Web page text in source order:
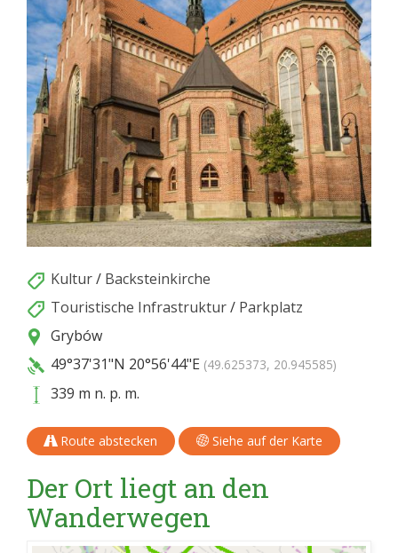
Kultur/ Backsteinkirche
Touristische Infrastruktur/ Parkplatz
Grybów
49°37'31"N 20°56'44"E (49.625373, 20.945585)
339 m n. p. m.
Route abstecken Siehe auf der Karte
Der Ort liegt an den
Wanderwegen